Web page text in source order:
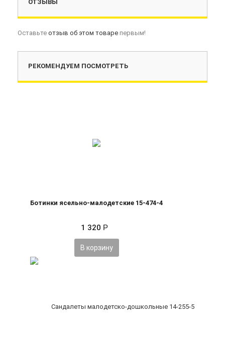
ОТЗЫВЫ
Оставьте отзыв об этом товаре первым!
РЕКОМЕНДУЕМ ПОСМОТРЕТЬ
Ботинки ясельно-малодетские 15-474-4
1 320 Р
В корзину